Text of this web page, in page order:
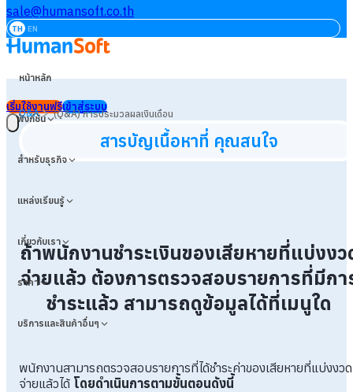
sale@humansoft.co.th
TH EN
หน้าหลัก
ฟังก์ชัน
สำหรับธุรกิจ
แหล่งเรียนรู้
เกี่ยวกับเรา
ราคา
บริการและสินค้าอื่นๆ
เริ่มใช้งานฟรีเข้าสู่ระบบ
Q&A>(Q&A) การประมวลผลเงินเดือน
สารบัญเนื้อหาที่ คุณสนใจ
ถ้าพนักงานชำระเงินของเสียหายที่แบ่งงว
จ่ายแล้ว ต้องการตรวจสอบรายการที่มีกา
ชำระแล้ว สามารถดูข้อมูลได้ที่เมนูใด
พนักงานสามารถตรวจสอบรายการที่ได้ชำระค่าของเสียหายที่แบ่งงวด
จ่ายแล้วได้ โดยดำเนินการตามขั้นตอนดังนี้